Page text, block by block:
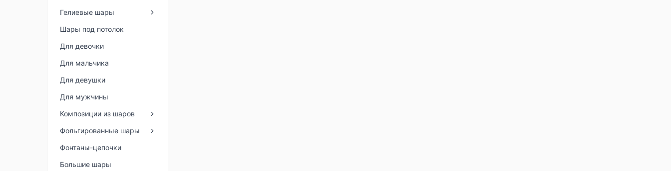
Гелиевые шары
Шары под потолок
Для девочки
Для мальчика
Для девушки
Для мужчины
Композиции из шаров
Фольгированные шары
Фонтаны-цепочки
Большие шары